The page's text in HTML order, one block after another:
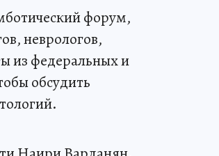
форум,
неврологов,
из федеральных и
обсудить